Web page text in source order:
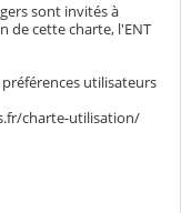
sont invités à
de cette charte, l'ENT
utilisateurs
charte-utilisation/